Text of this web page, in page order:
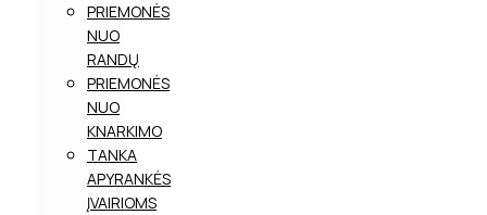
PRIEMONĖS
NUO
RANDŲ
PRIEMONĖS
NUO
KNARKIMO
TANKA
APYRANKĖS
ĮVAIRIOMS